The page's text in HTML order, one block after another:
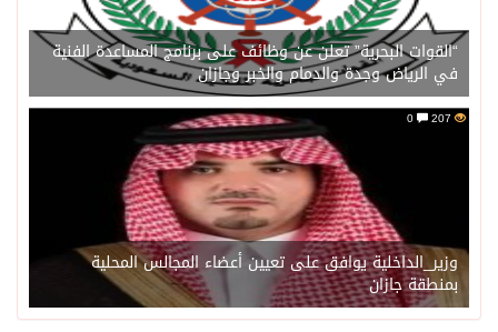
“القوات البحرية” تعلن عن وظائف على برنامج المساعدة الفنية
في الرياض وجدة والدمام والخبر وجازان
207
وزير_الداخلية يوافق على تعيين أعضاء المجالس المحلية
بمنطقة جازان